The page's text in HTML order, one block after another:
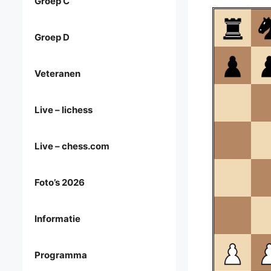
Groep D
Veteranen
Live – lichess
Live – chess.com
Foto’s 2026
Informatie
Programma